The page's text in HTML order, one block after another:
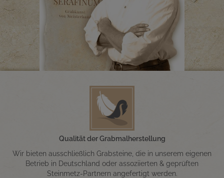
Qualität der Grabmalherstellung
Wir bieten ausschließlich Grabsteine, die in unserem eigenen
Betrieb in Deutschland oder assoziierten & geprüften
Steinmetz-Partnern angefertigt werden.